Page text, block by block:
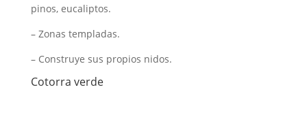
pinos, eucaliptos.
– Zonas templadas.
– Construye sus propios nidos.
Cotorra verde